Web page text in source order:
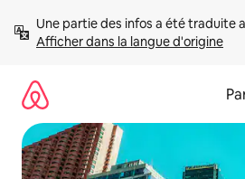
directement
Afficher dans la langue d'origine